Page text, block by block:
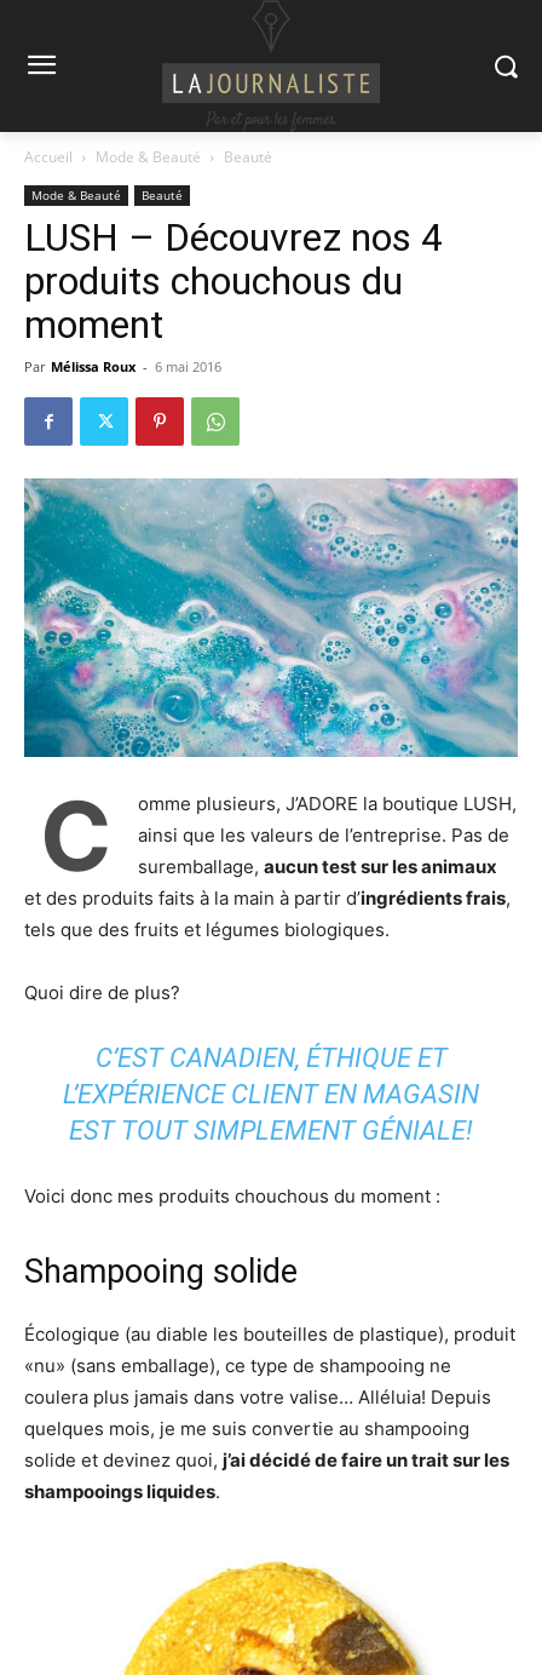
Accueil Mode & Beauté Beauté
Mode & Beauté Beauté
LUSH – Découvrez nos 4
produits chouchous du
moment
Par Mélissa Roux - 6 mai 2016
C
omme plusieurs, J’ADORE la boutique LUSH,
ainsi que les valeurs de l’entreprise. Pas de
suremballage, aucun test sur les animaux
et des produits faits à la main à partir d’ingrédients frais,
tels que des fruits et légumes biologiques.
Quoi dire de plus?
C’EST CANADIEN, ÉTHIQUE ET
L’EXPÉRIENCE CLIENT EN MAGASIN
EST TOUT SIMPLEMENT GÉNIALE!
Voici donc mes produits chouchous du moment :
Shampooing solide
Écologique (au diable les bouteilles de plastique), produit
«nu» (sans emballage), ce type de shampooing ne
coulera plus jamais dans votre valise… Alléluia! Depuis
quelques mois, je me suis convertie au shampooing
solide et devinez quoi, j’ai décidé de faire un trait sur les
shampooings liquides.